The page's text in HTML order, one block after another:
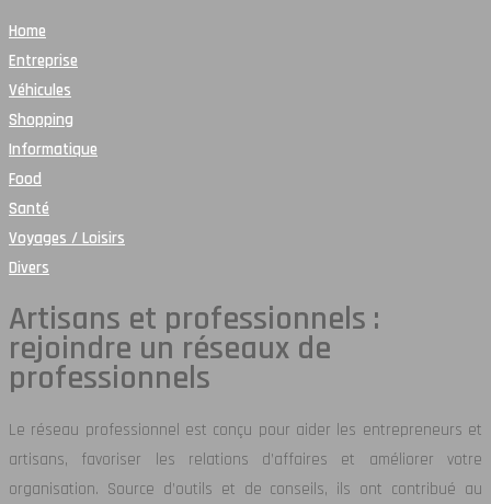
Home
Entreprise
Véhicules
Shopping
Informatique
Food
Santé
Voyages / Loisirs
Divers
Artisans et professionnels :
rejoindre un réseaux de
professionnels
Le réseau professionnel est conçu pour aider les entrepreneurs et
artisans, favoriser les relations d’affaires et améliorer votre
organisation. Source d’outils et de conseils, ils ont contribué au